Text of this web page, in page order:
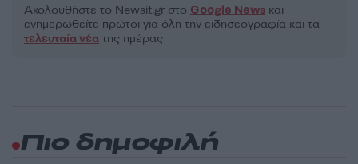
Ακολουθήστε το Νewsit.gr στο Google News και
ενημερωθείτε πρώτοι για όλη την ειδησεογραφία και τα
τελευταία νέα της ημέρας
Πιο δημοφιλή